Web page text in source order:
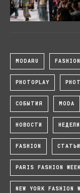
MODARU
PHOTOPLAY
СОБЫТИЯ MODA
НОВОСТИ
FASHION СТАТЬИ
PARIS FASHION WEEK
NEW YORK FASHION